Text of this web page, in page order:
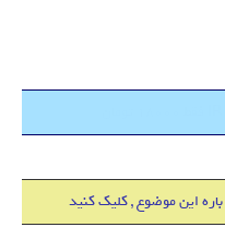
این موضوع , کلیک کنید